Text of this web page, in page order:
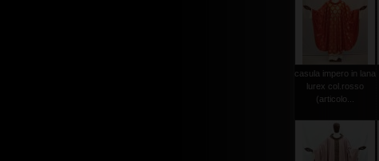
casula impero in lana
lurex col.rosso
(articolo...